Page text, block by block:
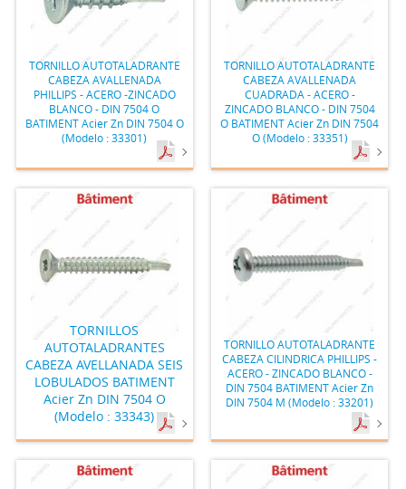
TORNILLO AUTOTALADRANTE
CABEZA AVALLENADA
PHILLIPS - ACERO -ZINCADO
BLANCO - DIN 7504 O
BATIMENT Acier Zn DIN 7504 O
(Modelo : 33301)
TORNILLO AUTOTALADRANTE
CABEZA AVALLENADA
CUADRADA - ACERO -
ZINCADO BLANCO - DIN 7504
O BATIMENT Acier Zn DIN 7504
O (Modelo : 33351)
TORNILLOS
AUTOTALADRANTES
CABEZA AVELLANADA SEIS
LOBULADOS BATIMENT
Acier Zn DIN 7504 O
(Modelo : 33343)
TORNILLO AUTOTALADRANTE
CABEZA CILINDRICA PHILLIPS -
ACERO - ZINCADO BLANCO -
DIN 7504 BATIMENT Acier Zn
DIN 7504 M (Modelo : 33201)